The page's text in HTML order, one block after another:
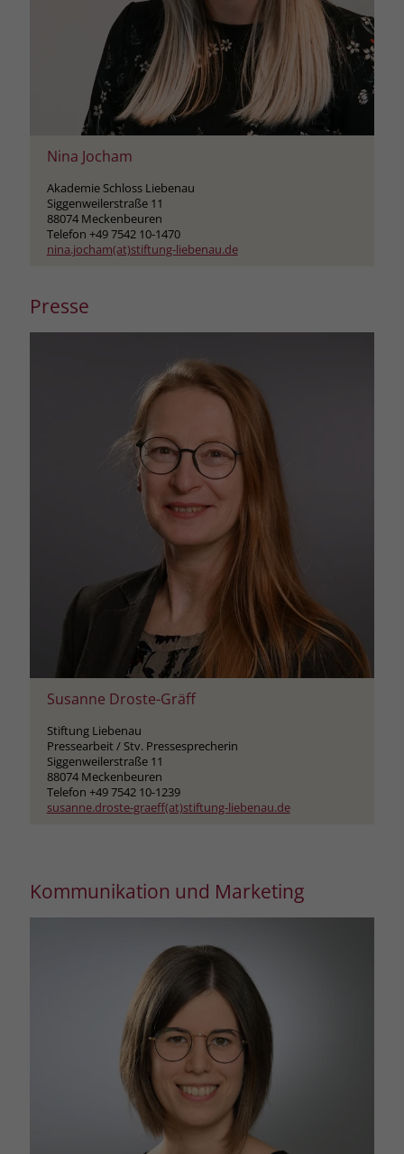
Nina Jocham
Akademie Schloss Liebenau
Siggenweilerstraße 11
88074 Meckenbeuren
Telefon +49 7542 10-1470
nina.jocham(at)stiftung-liebenau.de
Presse
Susanne Droste-Gräff
Stiftung Liebenau
Pressearbeit / Stv. Pressesprecherin
Siggenweilerstraße 11
88074 Meckenbeuren
Telefon +49 7542 10-1239
susanne.droste-graeff(at)stiftung-liebenau.de
Kommunikation und Marketing